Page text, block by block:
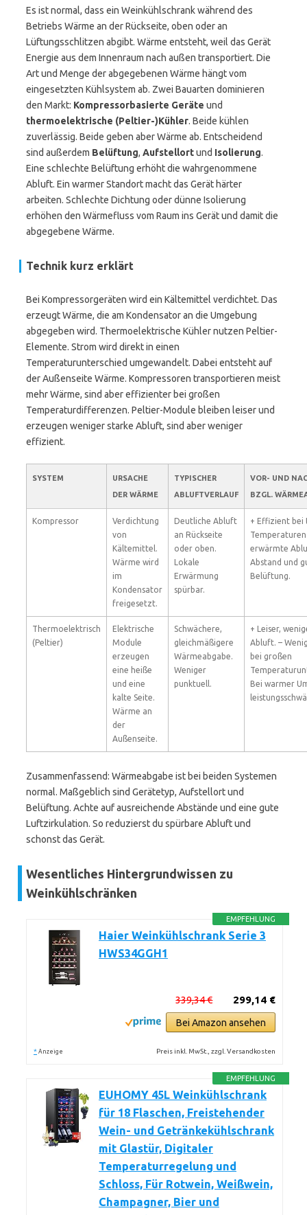
Es ist normal, dass ein Weinkühlschrank während des
Betriebs Wärme an der Rückseite, oben oder an
Lüftungsschlitzen abgibt. Wärme entsteht, weil das Gerät
Energie aus dem Innenraum nach außen transportiert. Die
Art und Menge der abgegebenen Wärme hängt vom
eingesetzten Kühlsystem ab. Zwei Bauarten dominieren
den Markt: Kompressorbasierte Geräte und
thermoelektrische (Peltier-)Kühler. Beide kühlen
zuverlässig. Beide geben aber Wärme ab. Entscheidend
sind außerdem Belüftung, Aufstellortund Isolierung.
Eine schlechte Belüftung erhöht die wahrgenommene
Abluft. Ein warmer Standort macht das Gerät härter
arbeiten. Schlechte Dichtung oder dünne Isolierung
erhöhen den Wärmefluss vom Raum ins Gerät und damit die
abgegebene Wärme.
Technik kurz erklärt
Bei Kompressorgeräten wird ein Kältemittel verdichtet. Das
erzeugt Wärme, die am Kondensator an die Umgebung
abgegeben wird. Thermoelektrische Kühler nutzen Peltier-
Elemente. Strom wird direkt in einen
Temperaturunterschied umgewandelt. Dabei entsteht auf
der Außenseite Wärme. Kompressoren transportieren meist
mehr Wärme, sind aber effizienter bei großen
Temperaturdifferenzen. Peltier-Module bleiben leiser und
erzeugen weniger starke Abluft, sind aber weniger
effizient.
SYSTEM
URSACHE
DER WÄRME
TYPISCHER
ABLUFTVERLAUF
VOR- UND
BZGL.
Kompressor
Verdichtung
von
Kältemittel.
Wärme wird
im
Kondensator
freigesetzt.
Deutliche Abluft
an Rückseite
oder oben.
Lokale
Erwärmung
spürbar.
+ Effizient bei
erwärmte
Abstand und
Belüftung.
Thermoelektrisch
(Peltier)
Elektrische
Module
erzeugen
eine heiße
und eine
kalte Seite.
Wärme an
der
Außenseite.
Schwächere,
gleichmäßigere
Wärmeabgabe.
Weniger
punktuell.
+ Leiser,
Abluft. –
bei großen
Bei warmer
Zusammenfassend: Wärmeabgabe ist bei beiden Systemen
normal. Maßgeblich sind Gerätetyp, Aufstellort und
Belüftung. Achte auf ausreichende Abstände und eine gute
Luftzirkulation. So reduzierst du spürbare Abluft und
schonst das Gerät.
Wesentliches Hintergrundwissen zu
Weinkühlschränken
EMPFEHLUNG
Haier Weinkühlschrank Serie 3
HWS34GGH1
299,14 €
339,34 €
Bei Amazon ansehen
* Anzeige Preis inkl. MwSt., zzgl. Versandkosten
EMPFEHLUNG
EUHOMY 45L Weinkühlschrank
für 18 Flaschen, Freistehender
Wein- und Getränkekühlschrank
mit Glastür, Digitaler
Temperaturregelung und
Schloss, Für Rotwein, Weißwein,
Champagner, Bier und